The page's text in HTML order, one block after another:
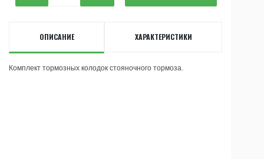
ОПИСАНИЕ ХАРАКТЕРИСТИКИ
Комплект тормозных колодок стояночного тормоза.